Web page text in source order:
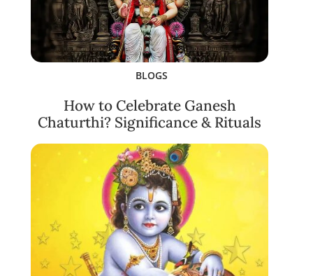
BLOGS
How to Celebrate Ganesh
Chaturthi? Significance & Rituals